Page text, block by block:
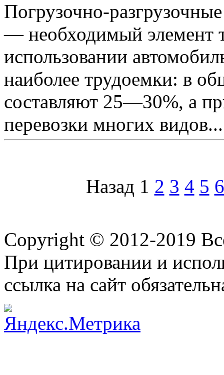
Погрузочно-
— необходимый элемент
использовании
наиболее трудоемки: в
составляют 25—30%, а
перевозки многих видов...
Назад 1 2 3 4 5 6
Copyright © 2012-2019
При цитировании и
ссылка на сайт